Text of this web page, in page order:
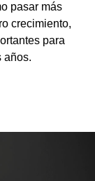
pasar más
crecimiento,
para
años.